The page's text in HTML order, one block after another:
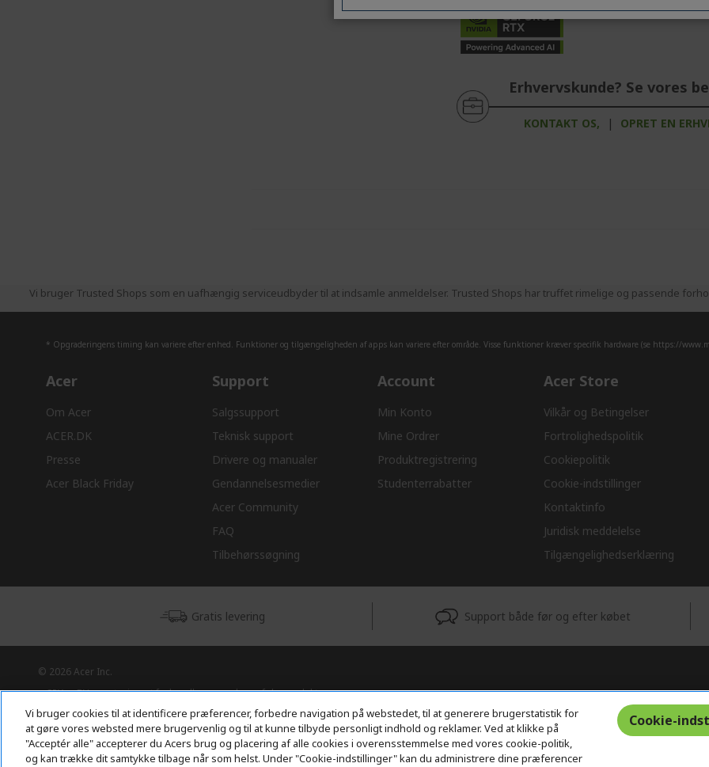
Erhvervskunde? Se vores
KONTAKT OS, | OPRET EN
Vi bruger Trusted Shops som en uafhængig serviceudbyder til at indsamle anmeldelser. Trusted Shops har truffet rimelige og passende
* Opgraderingens timing kan variere efter enhed. Funktioner og tilgængeligheden af apps kan variere efter område. Visse funktioner kræver specifik hardware (se https://
Acer
Om Acer
ACER.DK
Presse
Acer Black Friday
Support
Salgssupport
Teknisk support
Drivere og manualer
Gendannelsesmedier
Acer Community
FAQ
Tilbehørssøgning
Account
Min Konto
Mine Ordrer
Produktregistrering
Studenterrabatter
Acer Store
Vilkår og Betingelser
Fortrolighedspolitik
Cookiepolitik
Cookie-indstillinger
Kontaktinfo
Juridisk meddelelse
Tilgængelighedserklæring
Gratis levering Support både før og efter købet
© 2026 Acer Inc.
CPYou BV er autoriseret forhandler og sælger af de produkter og
tjenester, der tilbydes i denne butik.
Vi bruger cookies til at identificere præferencer, forbedre navigation på webstedet, til at generere brugerstatistik for
at gøre vores websted mere brugervenlig og til at kunne tilbyde personligt indhold og reklamer. Ved at klikke på
"Acceptér alle" accepterer du Acers brug og placering af alle cookies i overensstemmelse med vores cookie-politik,
og kan trække dit samtykke tilbage når som helst. Under "Cookie-indstillinger" kan du administrere dine præferencer
Cookie-